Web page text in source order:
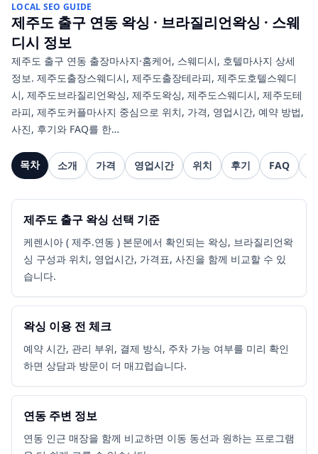
LOCAL SEO GUIDE
제주도 출구 연동 왁싱 · 브라질리언왁싱 · 스웨
디시 정보
제주도 출구 연동 출장마사지·홈케어, 스웨디시, 호텔마사지 상세
정보. 제주도출장스웨디시, 제주도출장테라피, 제주도호텔스웨디
시, 제주도브라질리언왁싱, 제주도왁싱, 제주도스웨디시, 제주도테
라피, 제주도커플마사지 중심으로 위치, 가격, 영업시간, 예약 방법,
사진, 후기와 FAQ를 한…
목차 소개 가격 영업시간 위치 후기 FAQ
제주도 출구 왁싱 선택 기준
케렌시아 ( 제주.연동 ) 본문에서 확인되는 왁싱, 브라질리언왁
싱 구성과 위치, 영업시간, 가격표, 사진을 함께 비교할 수 있
습니다.
왁싱 이용 전 체크
예약 시간, 관리 부위, 결제 방식, 주차 가능 여부를 미리 확인
하면 상담과 방문이 더 매끄럽습니다.
연동 주변 정보
연동 인근 매장을 함께 비교하면 이동 동선과 원하는 프로그램